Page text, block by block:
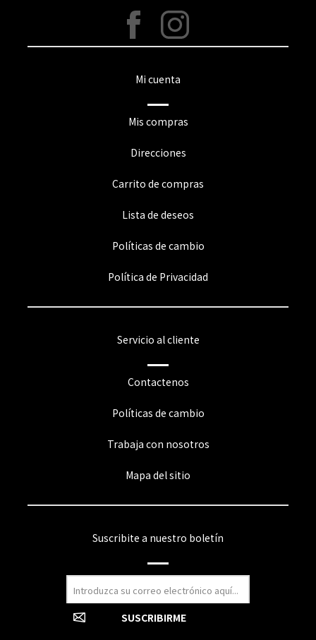
Mi cuenta
Mis compras
Direcciones
Carrito de compras
Lista de deseos
Políticas de cambio
Política de Privacidad
Servicio al cliente
Contactenos
Políticas de cambio
Trabaja con nosotros
Mapa del sitio
Suscribite a nuestro boletín